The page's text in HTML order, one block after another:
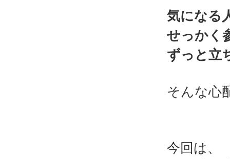
気になる
せっかく
ずっと立
そんな心
今回は、